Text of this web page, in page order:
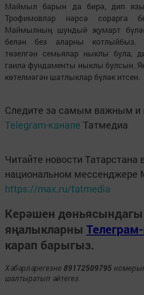
Маймыл барын да бирә, дип
Трофимовлар нәрсә сорарга
Маймылның шундый җумарт
белән без аларны
төзелгән семьялар ныклы була,
гаилә фундаменты ныклы булсын.
көтелмәгән шатлыклар бүләк итсен.
Следите за самым важным и
Telegram-канале Татмедиа
Читайте новости Татарстана
национальном мессенджере
https://max.ru/tatmedia
Керәшен дөньясындагы
яңалыкларны
карап барыгыз.
Хәбәрләрегезне 89172509795
шалтыратып әйтегез.